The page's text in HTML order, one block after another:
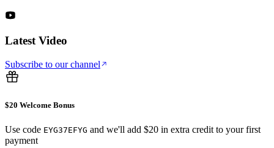
Latest Video
Subscribe to our channel
$20 Welcome Bonus
Use code EYG37EFYG and we'll add $20 in extra credit to your first
payment